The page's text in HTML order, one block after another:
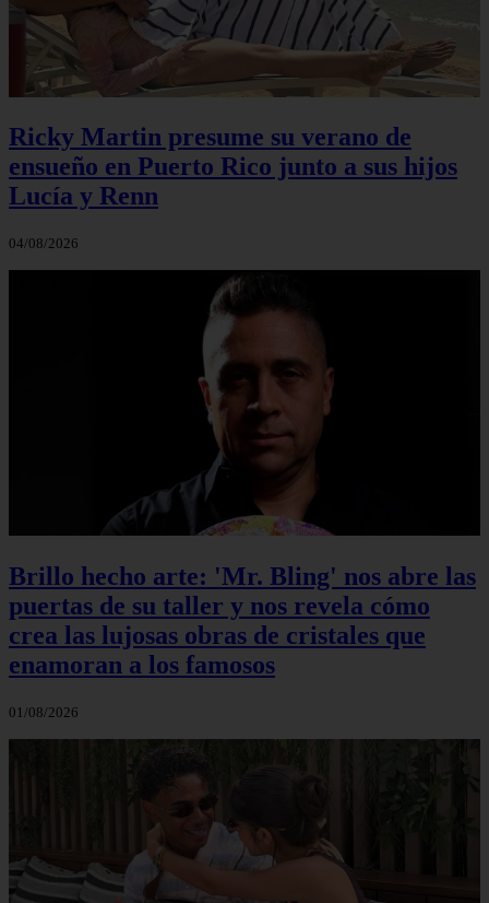
Ricky Martin presume su verano de
ensueño en Puerto Rico junto a sus hijos
Lucía y Renn
04/08/2026
Brillo hecho arte: 'Mr. Bling' nos abre las
puertas de su taller y nos revela cómo
crea las lujosas obras de cristales que
enamoran a los famosos
01/08/2026